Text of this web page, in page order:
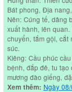
Bát phong, Địa
Nên: Cúng tế, dâng
xuất hành, lên
chuyển, tắm gội, cắt
súc.
Kiêng: Cầu phúc
bệnh, đắp đê, tu tạo
mương đào giếng,
Xem thêm: Ngày